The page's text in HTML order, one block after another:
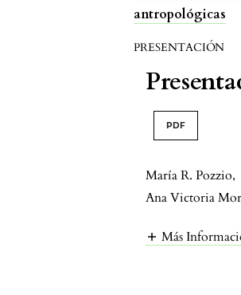
antropológicas
PRESENTACIÓN
PDF
María R. Pozzio,
Ana Victoria
Más